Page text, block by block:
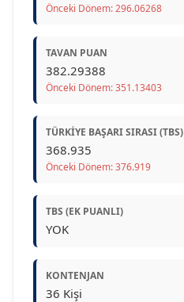
Önceki Dönem: 296.06268
TAVAN PUAN
382.29388
Önceki Dönem: 351.13403
TÜRKIYE BAŞARI SIRASI (TBS)
368.935
Önceki Dönem: 376.919
TBS (EK PUANLI)
YOK
KONTENJAN
36 Kişi